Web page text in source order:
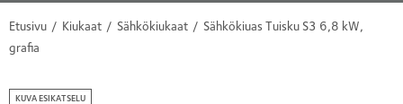
Etusivu Kiukaat Sähkökiukaat
Sähkökiuas Tuisku S3 6,8 kW,
grafia
KUVA ESIKATSELU